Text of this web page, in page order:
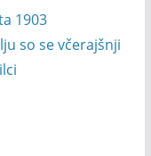
1903
so se včerajšnji